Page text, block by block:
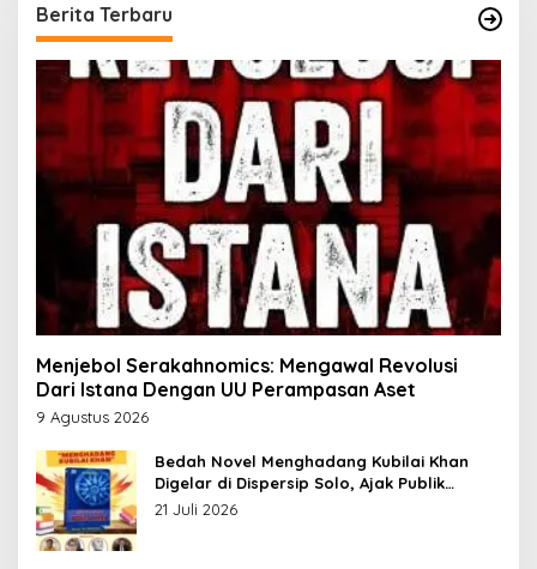
Berita Terbaru
Menjebol Serakahnomics: Mengawal Revolusi
Dari Istana Dengan UU Perampasan Aset
9 Agustus 2026
Bedah Novel Menghadang Kubilai Khan
Digelar di Dispersip Solo, Ajak Publik
Menyelami Heroisme Leluhur Nusantara
21 Juli 2026